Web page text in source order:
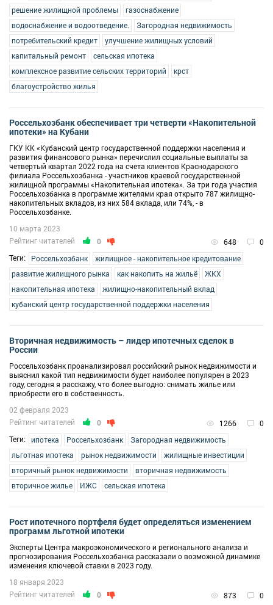
решение жилищной проблемы
газоснабжение
водоснабжение и водоотведение.
Загородная недвижимость
потребительский кредит
улучшение жилищных условий
капитальный ремонт
сельская ипотека
комплексное развитие сельских территорий
крст
благоустройство жилья
Россельхозбанк обеспечивает три четверти «Накопительной
ипотеки» на Кубани
ГКУ КК «Кубанский центр государственной поддержки населения и
развития финансового рынка» перечислил социальные выплаты за
четвертый квартал 2022 года на счета клиентов Краснодарского
филиала Россельхозбанка - участников краевой государственной
жилищной программы «Накопительная ипотека». За три года участия
Россельхозбанка в программе жителями края открыто 787 жилищно-
накопительных вкладов, из них 584 вклада, или 74%, - в
Россельхозбанке.
Рейтинг читателей 0 648 0
10 марта 2023
Теги: Россельхозбанк
жилищное - накопительное кредитование
развитие жилищного рынка
как накопить на жильё
ЖКХ
накопительная ипотека
жилищно-накопительный вклад
кубанский центр государственной поддержки населения
Вторичная недвижимость – лидер ипотечных сделок в
России
Россельхозбанк проанализировал российский рынок недвижимости и
выяснил какой тип недвижимости будет наиболее популярен в 2023
году, сегодня я расскажу, что более выгодно: снимать жилье или
приобрести его в собственность.
Рейтинг читателей 0 1266 0
02 февраля 2023
Теги: ипотека Россельхозбанк
Загородная недвижимость
льготная ипотека
рынок недвижимости
жилищные инвестиции
вторичный рынок недвижимости
вторичная недвижимость
вторичное жилье
ИЖС сельская ипотека
Рост ипотечного портфеля будет определяться изменением
программ льготной ипотеки
Эксперты Центра макроэкономического и регионального анализа и
прогнозирования Россельхозбанка рассказали о возможной динамике
изменения ключевой ставки в 2023 году.
Рейтинг читателей 0 873 0
18 января 2023